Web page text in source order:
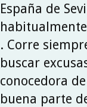
España de
. Corre
buscar
conocedora
buena parte